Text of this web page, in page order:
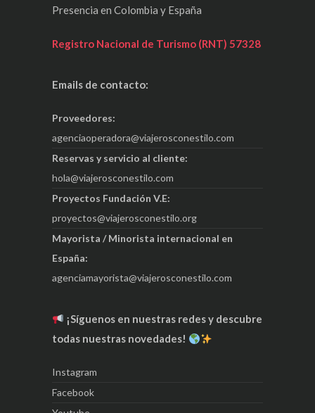
Presencia en Colombia y España
Registro Nacional de Turismo (RNT) 57328
Emails de contacto:
Proveedores:
agenciaoperadora@viajerosconestilo.com
Reservas y servicio al cliente:
hola@viajerosconestilo.com
Proyectos Fundación V.E:
proyectos@viajerosconestilo.org
Mayorista / Minorista internacional en
España:
agenciamayorista@viajerosconestilo.com
¡Síguenos en nuestras redes y descubre
todas nuestras novedades!
Instagram
Facebook